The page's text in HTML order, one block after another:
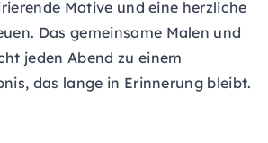
Motive und eine herzliche
Das gemeinsame Malen und
jeden Abend zu einem
das lange in Erinnerung bleibt.